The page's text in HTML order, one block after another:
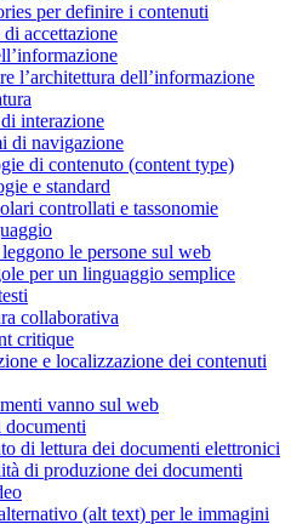
per definire i contenuti
accettazione
l’architettura dell’informazione
interazione
di navigazione
di contenuto (content type)
e standard
controllati e tassonomie
le persone sul web
per un linguaggio semplice
collaborativa
critique
e localizzazione dei contenuti
vanno sul web
di lettura dei documenti elettronici
di produzione dei documenti
(alt text) per le immagini